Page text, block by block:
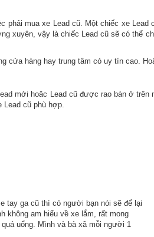
phải mua xe Lead cũ. Một chiếc xe
xuyên, vậy là chiếc Lead cũ sẽ có thể
hàng hay trung tâm có uy tín cao.
mới hoăc Lead cũ được rao bán ở
Lead cũ phù hợp.
tay ga cũ thì có người bạn nói sẽ để lại
không am hiểu về xe lắm, rất mong
uổng. Mình và bà xã mỗi người 1